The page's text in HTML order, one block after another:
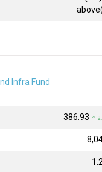
Infra Fund
₹386.93 ↑